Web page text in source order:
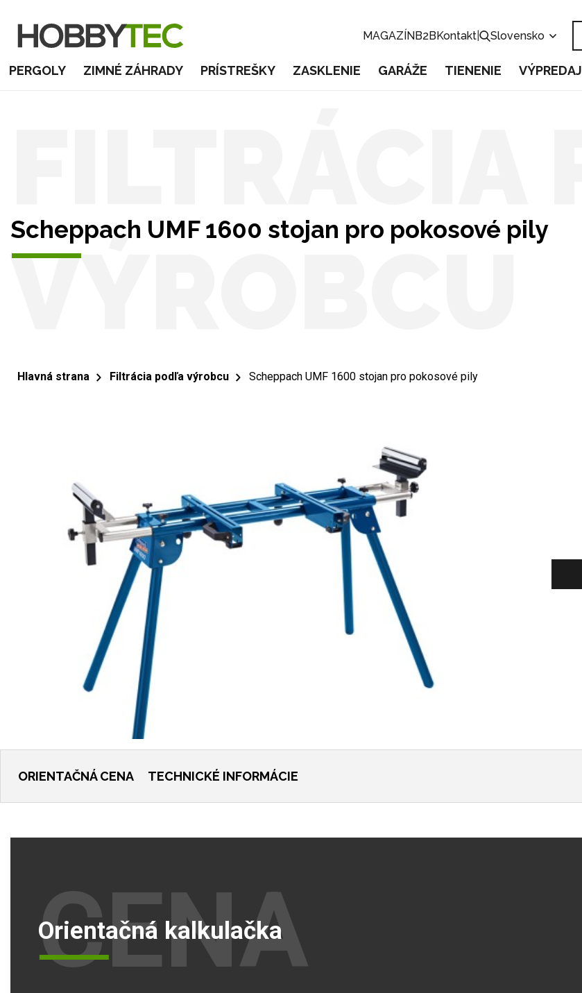
MAGAZÍNB2BKontakt Slovensko
PERGOLY ZIMNÉ ZÁHRADY PRÍSTREŠKY ZASKLENIE GARÁŽE TIENENIE VÝPREDAJ
VÝROBCU
Scheppach UMF 1600 stojan pro pokosové pily
Hlavná strana Filtrácia podľa výrobcu Scheppach UMF 1600 stojan pro pokosové pily
ORIENTAČNÁ CENA TECHNICKÉ INFORMÁCIE
CENA
Orientačná kalkulačka